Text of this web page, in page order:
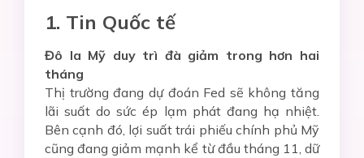
1. Tin Quốc tế
Đô la Mỹ duy trì đà giảm trong hơn hai
tháng
Thị trường đang dự đoán Fed sẽ không tăng
lãi suất do sức ép lạm phát đang hạ nhiệt.
Bên cạnh đó, lợi suất trái phiếu chính phủ Mỹ
cũng đang giảm mạnh kể từ đầu tháng 11, dữ